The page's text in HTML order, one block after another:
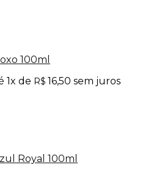
100ml
1x de R$ 16,50 sem juros
Royal 100ml